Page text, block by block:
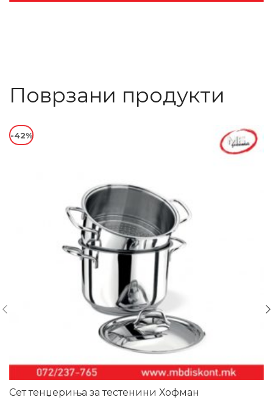
Поврзани продукти
-42%
Сет тенџериња за тестенини Хофман